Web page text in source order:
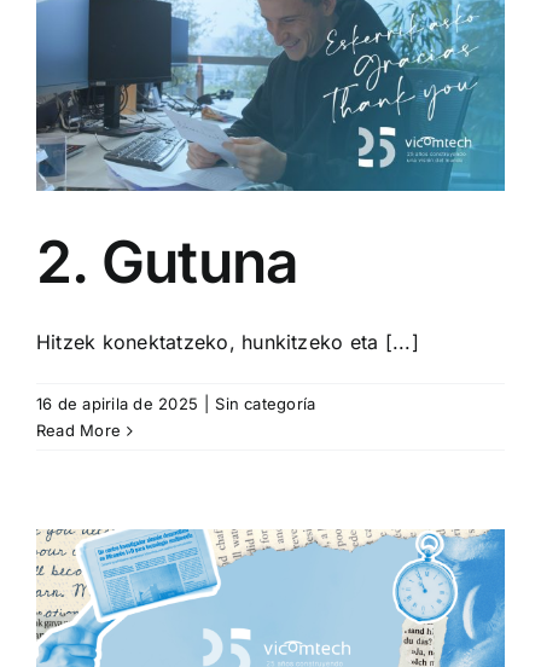
2. Gutuna
Hitzek konektatzeko, hunkitzeko eta [...]
16 de apirila de 2025
Sin categoría
Read More